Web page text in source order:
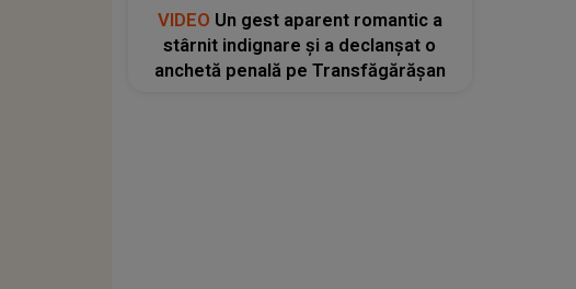
VIDEO Un gest aparent romantic a
stârnit indignare și a declanșat o
anchetă penală pe Transfăgărășan